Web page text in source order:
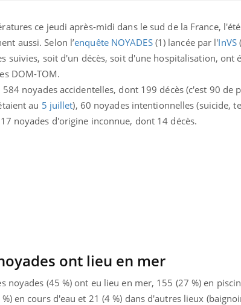
ce jeudi après-midi dans le sud de la France,
aussi. Selon l’enquête NOYADES(1) lancée par l'InVS
suivies, soit d'un décès, soit d'une hospitalisation, ont
DOM-TOM.
noyades accidentelles, dont 199 décès (c'est 90 de
au 5 juillet), 60 noyades intentionnelles (suicide,
noyades d'origine inconnue, dont 14 décès.
ont lieu en mer
noyades (45 %) ont eu lieu en mer, 155 (27 %) en
en cours d'eau et 21 (4 %) dans d'autres lieux
?
de protéines pourrait